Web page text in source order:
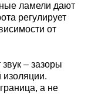
ламели дают
регулирует
от
– зазоры
изоляции.
а не